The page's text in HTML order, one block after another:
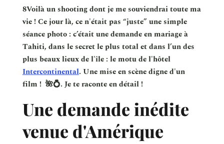
8Voilà un shooting dont je me souviendrai toute ma
vie ! Ce jour là, ce n'était pas “juste” une simple
séance photo : c’était une demande en mariage à
Tahiti, dans le secret le plus total et dans l’un des
plus beaux lieux de l'île : le motu de l'hôtel
Intercontinental. Une mise en scène digne d'un
film ! 🌺💍. Je te raconte en détail !
Une demande inédite
venue d'Amérique